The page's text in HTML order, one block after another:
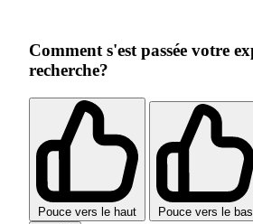
Comment s'est passée votre
recherche?
Pouce vers le haut Pouce vers le bas